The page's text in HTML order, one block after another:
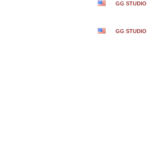
GG STUDIO
GG STUDIO